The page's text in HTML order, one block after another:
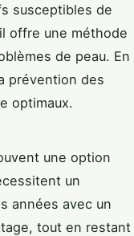
susceptibles de
offre une méthode
de peau. En
prévention des
optimaux.
une option
un
années avec un
tout en restant